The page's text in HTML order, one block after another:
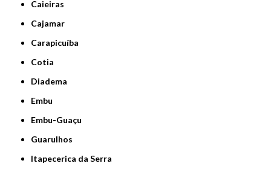
Caieiras
Cajamar
Carapicuíba
Cotia
Diadema
Embu
Embu-Guaçu
Guarulhos
Itapecerica da Serra